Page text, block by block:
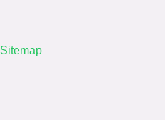
Sitemap